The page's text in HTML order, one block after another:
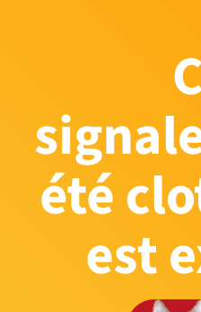
été
est